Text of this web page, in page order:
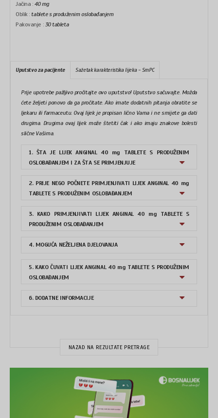
Jačina : 40 mg
Oblik : tablete s produženim oslobađanjem
Pakovanje : 30 tableta
Uputstvo za pacijente Sažetak karakteristika lijeka - SmPC
Prije upotrebe pažljivo pročitajte ovo uputstvo! Uputstvo sačuvajte. Možda
ćete željeti ponovo da ga pročitate. Ako imate dodatnih pitanja obratite se
ljekaru ili farmaceutu. Ovaj lijek je propisan lično Vama i ne smijete ga dati
drugima. Drugima ovaj lijek može štetiti čak i ako imaju znakove bolesti
slične Vašima.
1. ŠTA JE LIJEK ANGINAL 40 mg TABLETE S PRODUŽENIM
OSLOBAĐANJEM I ZA ŠTA SE PRIMJENJUJE
2. PRIJE NEGO POČNETE PRIMJENJIVATI LIJEK ANGINAL 40 mg
TABLETE S PRODUŽENIM OSLOBAĐANJEM
3. KAKO PRIMJENJIVATI LIJEK ANGINAL 40 mg TABLETE S
PRODUŽENIM OSLOBAĐANJEM
4. MOGUĆA NEŽELJENA DJELOVANJA
5. KAKO ČUVATI LIJEK ANGINAL 40 mg TABLETE S PRODUŽENIM
OSLOBAĐANJEM
6. DODATNE INFORMACIJE
NAZAD NA REZULTATE PRETRAGE